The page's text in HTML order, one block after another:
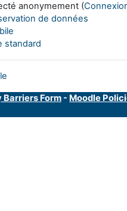
anonymement (
de données
standard
Form - Moodle